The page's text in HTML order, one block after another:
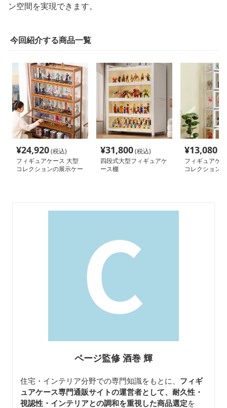
ン空間を実現できます。
今回紹介する商品一覧
¥24,920(税込)
フィギュアケース 大型
コレクションの展示ケー
¥31,800(税込)
四段式大型フィギュアケ
ース棚
¥13,080
フィギュアケ
コレクション
ページ監修 酒巻 輝
住宅・インテリア分野での専門知識をもとに、 フィギ
ュアケース専門通販サイトの運営者として、耐久性・
視認性・インテリアとの調和を重視した商品選定を